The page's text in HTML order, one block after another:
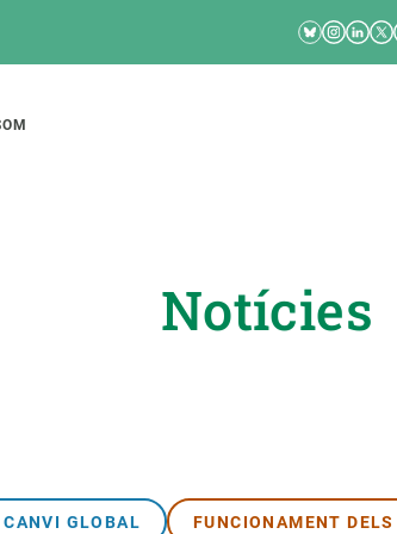
Bluesky
Instagram
Notícies
CANVI GLOBAL FUNCIONAMENT
ecosistemes Política i gestió Demana la teva